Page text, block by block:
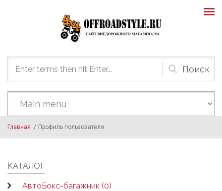
Форма
поиска
Главная / Профиль пользователя
КАТАЛОГ
АвтоБокс-багажник (0)